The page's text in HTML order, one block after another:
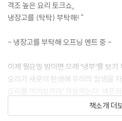
격조 높은 요리 토크쇼,
냉장고를 (탁탁) 부탁해! "
- 냉장고를 부탁해 오프닝 멘트 중 -
이제 월요일 밤이면 으레 ‘냉부’를 보
요리가 새로이 탄생해 우리의 침샘을
요리를 먹어보리라’ 마음먹는다. 셰프
고, 아쉬운 대로 비슷한 메뉴를 사 먹
직접 만들어 먹는 이들도 참 많다. 안
책소개 더